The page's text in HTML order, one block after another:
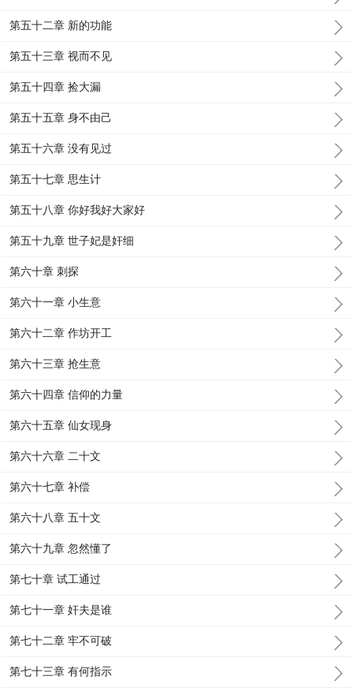
第五十二章 新的功能
第五十三章 视而不见
第五十四章 捡大漏
第五十五章 身不由己
第五十六章 没有见过
第五十七章 思生计
第五十八章 你好我好大家好
第五十九章 世子妃是奸细
第六十章 刺探
第六十一章 小生意
第六十二章 作坊开工
第六十三章 抢生意
第六十四章 信仰的力量
第六十五章 仙女现身
第六十六章 二十文
第六十七章 补偿
第六十八章 五十文
第六十九章 忽然懂了
第七十章 试工通过
第七十一章 奸夫是谁
第七十二章 牢不可破
第七十三章 有何指示